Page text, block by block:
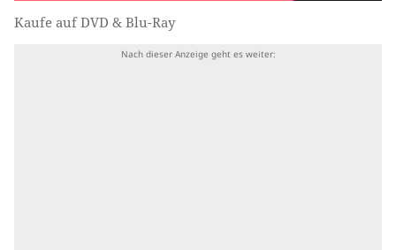
Kaufe auf DVD & Blu-Ray